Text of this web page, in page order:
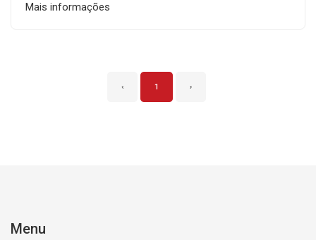
Mais informações
‹ 1 ›
Menu